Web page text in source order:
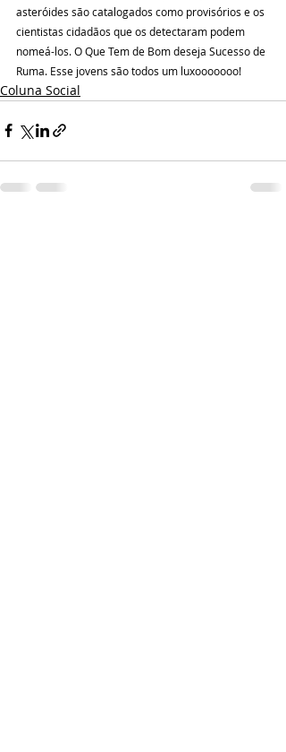
asteróides são catalogados como provisórios e os
cientistas cidadãos que os detectaram podem
nomeá-los. O Que Tem de Bom deseja Sucesso de
Ruma. Esse jovens são todos um luxooooooo!
Coluna Social